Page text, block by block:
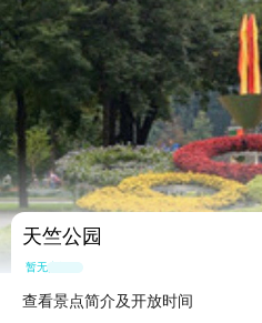
天竺公园
暂无点评
查看景点简介及开放时间
